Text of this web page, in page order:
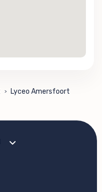
>
Lyceo Amersfoort